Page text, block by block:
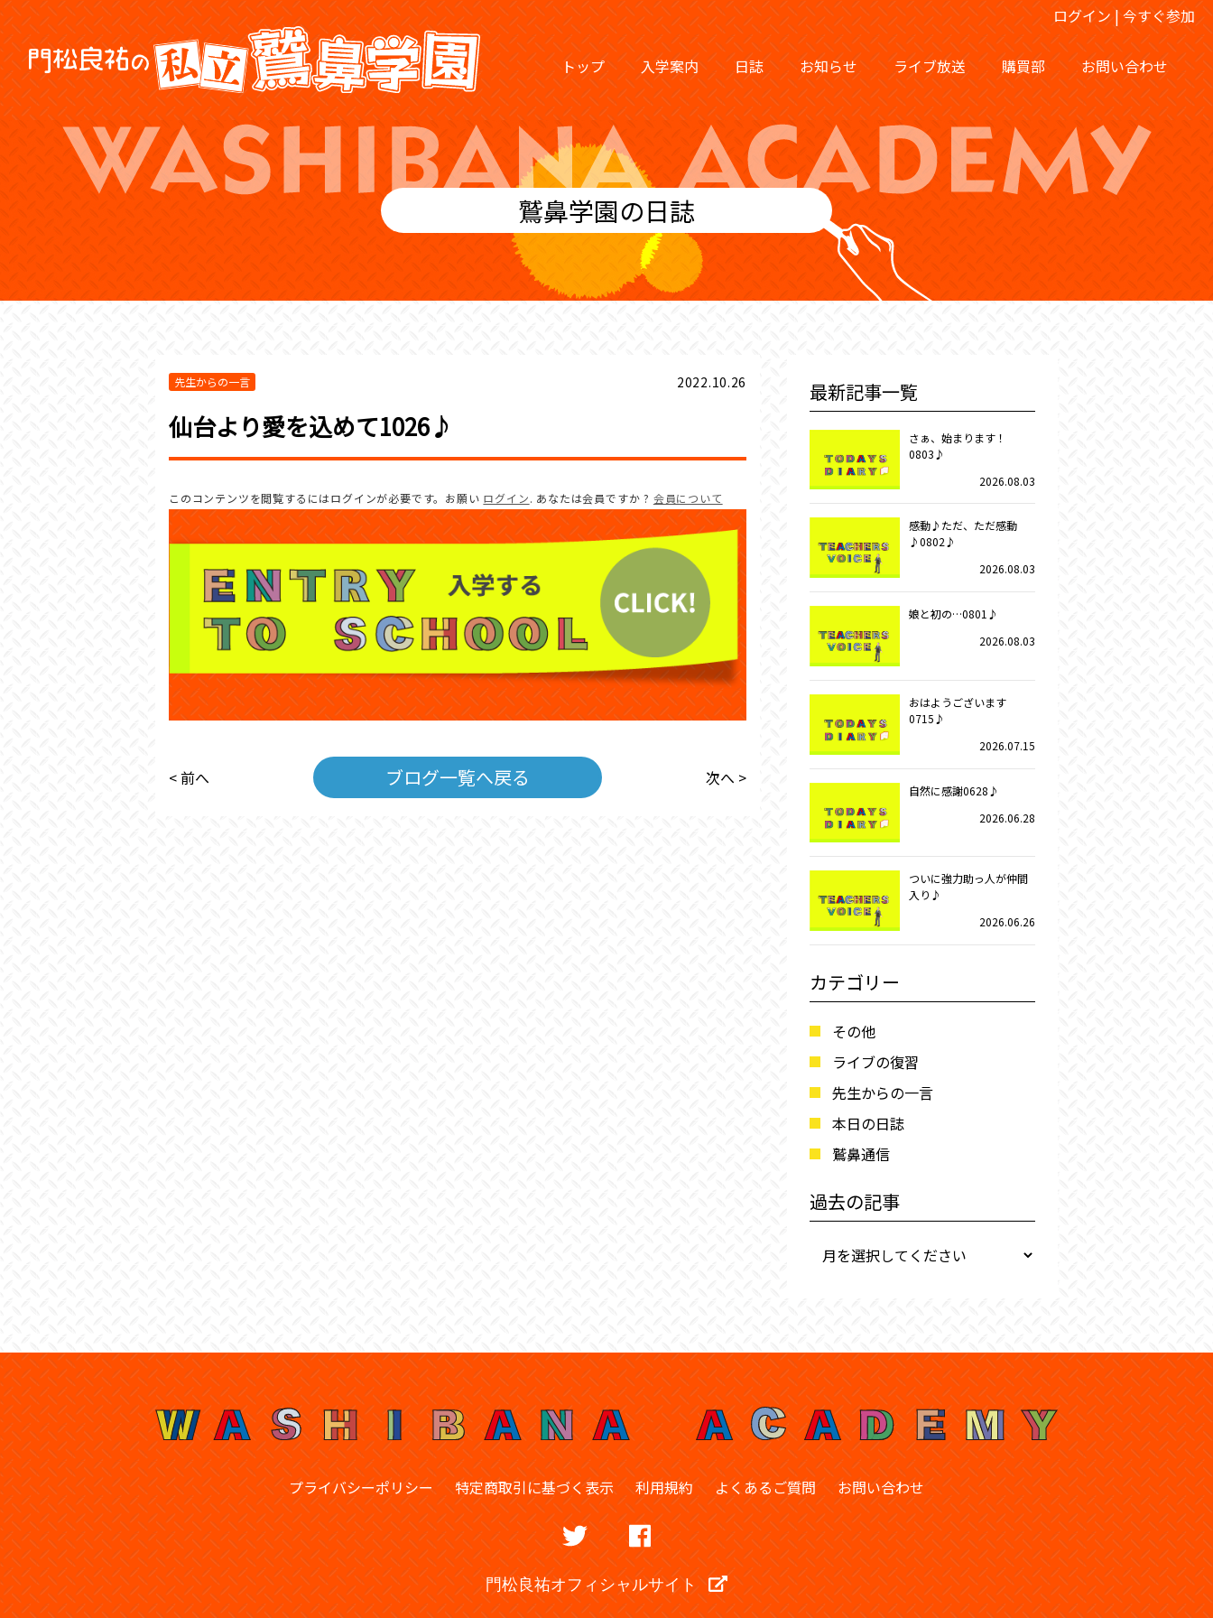
ログイン | 今すぐ参加
トップ 入学案内 日誌 お知らせ ライブ放送 購買部 お問い合わせ
鷲鼻学園の日誌
先生からの一言 2022.10.26
仙台より愛を込めて1026♪
このコンテンツを閲覧するにはログインが必要です。お願い ログイン. あなたは会員ですか ? 会員について
< 前へ ブログ一覧へ戻る 次へ >
最新記事一覧
さぁ、始まります！
0803♪
2026.08.03
感動♪ただ、ただ感動
♪0802♪
2026.08.03
娘と初の…0801♪
2026.08.03
おはようございます
0715♪
2026.07.15
自然に感謝0628♪
2026.06.28
ついに強力助っ人が仲間
入り♪
2026.06.26
カテゴリー
その他
ライブの復習
先生からの一言
本日の日誌
鷲鼻通信
過去の記事
プライバシーポリシー 特定商取引に基づく表示 利用規約 よくあるご質問 お問い合わせ
門松良祐オフィシャルサイト